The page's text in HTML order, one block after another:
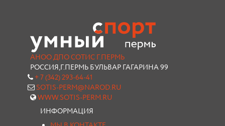
АНОО ДПО СОТИС Г.ПЕРМЬ
РОССИЯ,Г.ПЕРМЬ БУЛЬВАР ГАГАРИНА 99
+ 7 (342) 293-64-41
SOTIS-PERM@NAROD.RU
WWW.SOTIS-PERM.RU
ИНФОРМАЦИЯ